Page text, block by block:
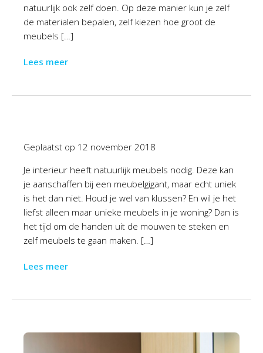
natuurlijk ook zelf doen. Op deze manier kun je zelf
de materialen bepalen, zelf kiezen hoe groot de
meubels […]
Lees meer
Geplaatst op 12 november 2018
Je interieur heeft natuurlijk meubels nodig. Deze kan
je aanschaffen bij een meubelgigant, maar echt uniek
is het dan niet. Houd je wel van klussen? En wil je het
liefst alleen maar unieke meubels in je woning? Dan is
het tijd om de handen uit de mouwen te steken en
zelf meubels te gaan maken. […]
Lees meer